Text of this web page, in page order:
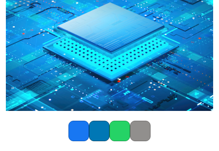
FacebookLinkedInWhatsappCopy link